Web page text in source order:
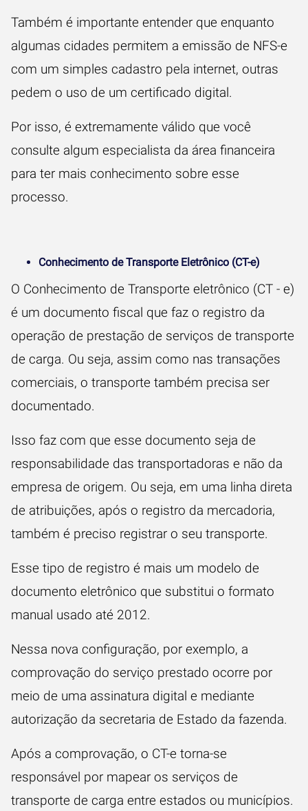
Também é importante entender que enquanto
algumas cidades permitem a emissão de NFS-e
com um simples cadastro pela internet, outras
pedem o uso de um certificado digital.
Por isso, é extremamente válido que você
consulte algum especialista da área financeira
para ter mais conhecimento sobre esse
processo.
Conhecimento de Transporte Eletrônico (CT-e)
O Conhecimento de Transporte eletrônico (CT - e)
é um documento fiscal que faz o registro da
operação de prestação de serviços de transporte
de carga. Ou seja, assim como nas transações
comerciais, o transporte também precisa ser
documentado.
Isso faz com que esse documento seja de
responsabilidade das transportadoras e não da
empresa de origem. Ou seja, em uma linha direta
de atribuições, após o registro da mercadoria,
também é preciso registrar o seu transporte.
Esse tipo de registro é mais um modelo de
documento eletrônico que substitui o formato
manual usado até 2012.
Nessa nova configuração, por exemplo, a
comprovação do serviço prestado ocorre por
meio de uma assinatura digital e mediante
autorização da secretaria de Estado da fazenda.
Após a comprovação, o CT-e torna-se
responsável por mapear os serviços de
transporte de carga entre estados ou municípios.